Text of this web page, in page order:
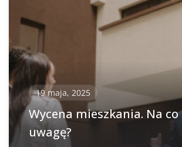
19 maja, 2025
Wycena mieszkania. Na
uwagę?